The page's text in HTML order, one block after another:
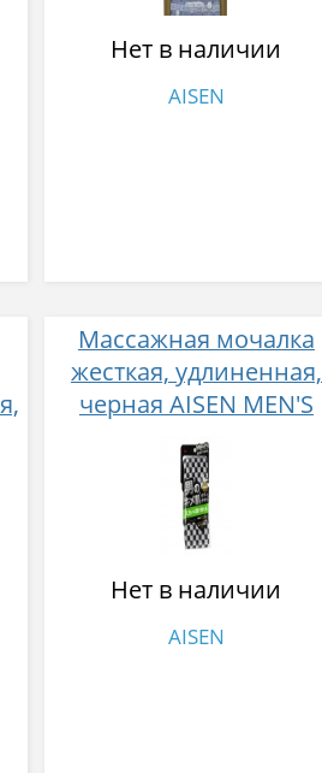
Нет в наличии
AISEN
Массажная мочалка
жесткая, удлиненная,
черная AISEN MEN'S
28х120 см
Нет в наличии
AISEN